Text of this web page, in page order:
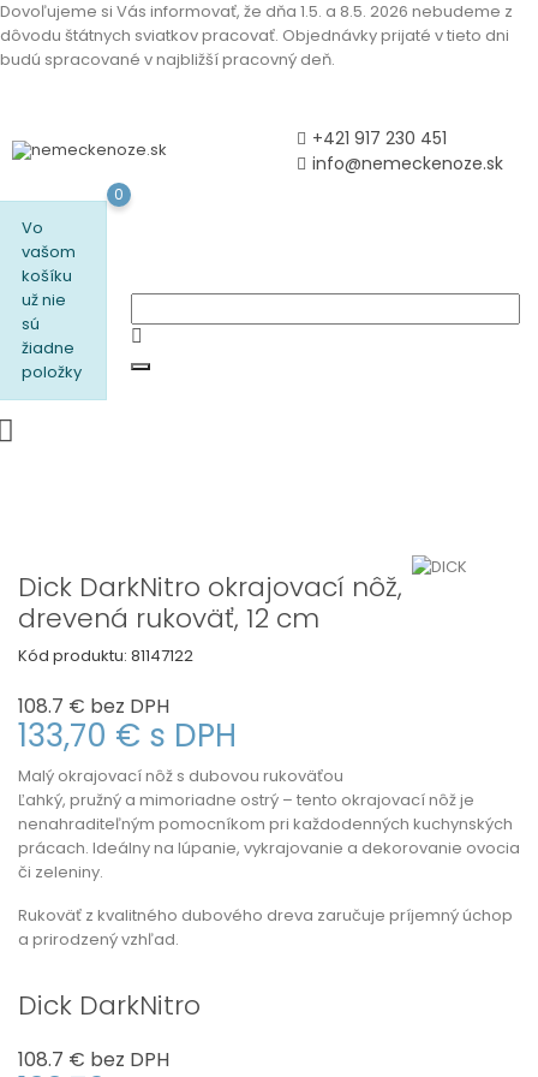
Dovoľujeme si Vás informovať, že dňa 1.5. a 8.5. 2026 nebudeme z
dôvodu štátnych sviatkov pracovať. Objednávky prijaté v tieto dni
budú spracované v najbližší pracovný deň.
+421 917 230 451
info@nemeckenoze.sk
Vo
vašom
košíku
už nie
sú
žiadne
položky
0
Dick DarkNitro okrajovací nôž,
drevená rukoväť, 12 cm
Kód produktu: 81147122
108.7 € bez DPH
133,70 € s DPH
Malý okrajovací nôž s dubovou rukoväťou
Ľahký, pružný a mimoriadne ostrý – tento okrajovací nôž je
nenahraditeľným pomocníkom pri každodenných kuchynských
prácach. Ideálny na lúpanie, vykrajovanie a dekorovanie ovocia
či zeleniny.
Rukoväť z kvalitného dubového dreva zaručuje príjemný úchop
a prirodzený vzhľad.
Dick DarkNitro
108.7 € bez DPH